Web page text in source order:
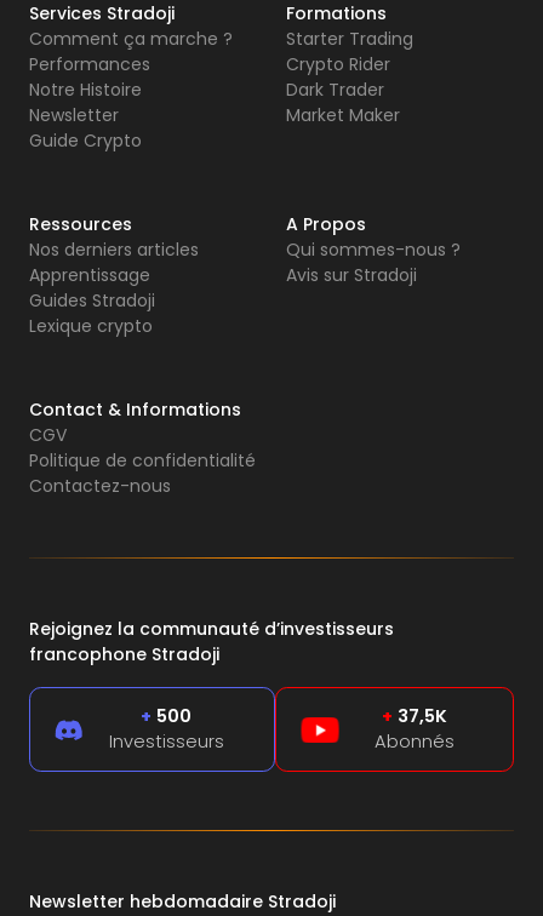
Services Stradoji
Comment ça marche ?
Performances
Notre Histoire
Newsletter
Guide Crypto
Formations
Starter Trading
Crypto Rider
Dark Trader
Market Maker
Ressources
Nos derniers articles
Apprentissage
Guides Stradoji
Lexique crypto
A Propos
Qui sommes-nous ?
Avis sur Stradoji
Contact & Informations
CGV
Politique de confidentialité
Contactez-nous
Rejoignez la communauté d’investisseurs
francophone Stradoji
+ 500
Investisseurs
+ 37,5K
Abonnés
Newsletter hebdomadaire Stradoji